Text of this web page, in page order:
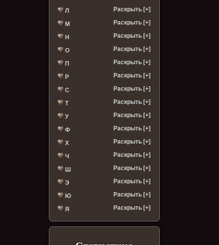
Л Раскрыть [+]
М Раскрыть [+]
Н Раскрыть [+]
О Раскрыть [+]
П Раскрыть [+]
Р Раскрыть [+]
С Раскрыть [+]
Т Раскрыть [+]
У Раскрыть [+]
Ф Раскрыть [+]
Х Раскрыть [+]
Ч Раскрыть [+]
Ш Раскрыть [+]
Э Раскрыть [+]
Ю Раскрыть [+]
Я Раскрыть [+]